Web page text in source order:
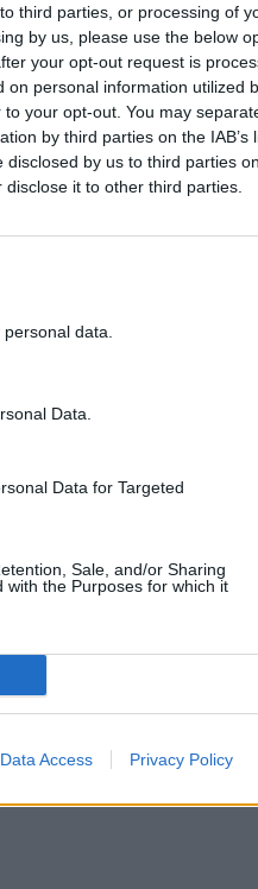
third parties, or processing of
by us, please use the below
your opt-out request is
personal information utilized
your opt-out. You may
by third parties on the IAB’s
by us to third parties
it to other third parties.
data.
Data.
Data for Targeted
Sale, and/or Sharing
the Purposes for which it
Data Access Privacy Policy
42 (Εντός στοάς)
el/Event/Detail/658/
Again Video